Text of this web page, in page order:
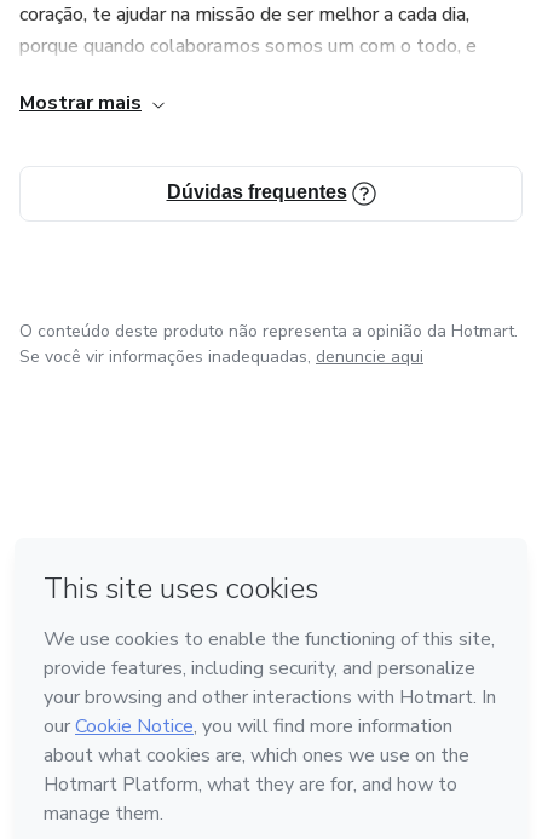
coração, te ajudar na missão de ser melhor a cada dia,
porque quando colaboramos somos um com o todo, e
o impossível é só questão de opinião!!!
Mostrar mais
Dúvidas frequentes
O conteúdo deste produto não representa a opinião da Hotmart.
Se você vir informações inadequadas, denuncie aqui
Feito com ❤ em Bogotá
Conheça a Hotmart
Idioma
Português